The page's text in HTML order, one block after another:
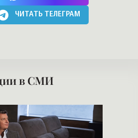
ЧИТАТЬ ТЕЛЕГРАМ
в СМИ